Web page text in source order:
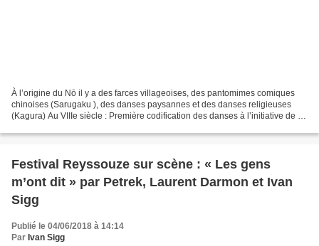
À l’origine du Nō il y a des farces villageoises, des pantomimes comiques
chinoises (Sarugaku ), des danses paysannes et des danses religieuses
(Kagura) Au VIIIe siècle : Première codification des danses à l’initiative de la
Festival Reyssouze sur scène : « Les gens
m’ont dit » par Petrek, Laurent Darmon et Ivan
Sigg
Publié le 04/06/2018 à 14:14
Par Ivan Sigg